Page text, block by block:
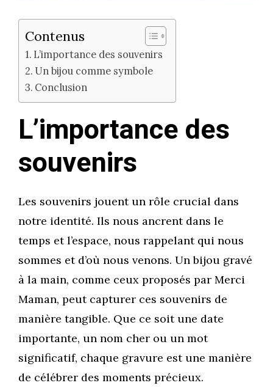
Contenus
L’importance des souvenirs
Un bijou comme symbole
Conclusion
L’importance des
souvenirs
Les souvenirs jouent un rôle crucial dans
notre identité. Ils nous ancrent dans le
temps et l’espace, nous rappelant qui nous
sommes et d’où nous venons. Un bijou gravé
à la main, comme ceux proposés par Merci
Maman, peut capturer ces souvenirs de
manière tangible. Que ce soit une date
importante, un nom cher ou un mot
significatif, chaque gravure est une manière
de célébrer des moments précieux.